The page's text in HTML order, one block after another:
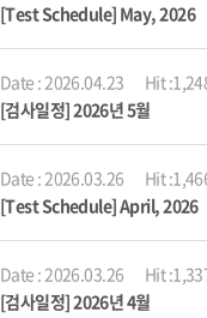
[Test Schedule] May, 2026
Date : 2026.04.23
Hit
[검사일정] 2026년 5월
Date : 2026.03.26
Hit
[Test Schedule] April, 2026
Date : 2026.03.26
Hit
[검사일정] 2026년 4월